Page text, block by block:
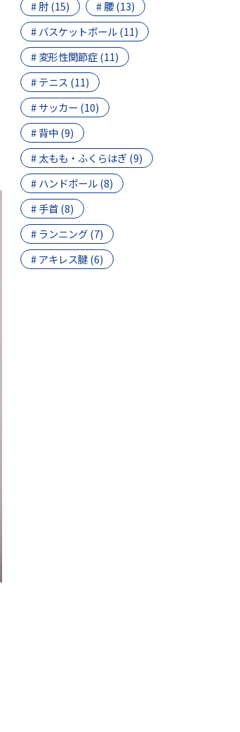
# 肘 (15)
# 腰 (13)
# バスケットボール (11)
# 変形性関節症 (11)
# テニス (11)
# サッカー (10)
# 背中 (9)
# 太もも・ふくらはぎ (9)
# ハンドボール (8)
# 手首 (8)
# ランニング (7)
# アキレス腱 (6)